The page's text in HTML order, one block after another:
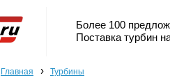
Более 100
Поставка турбин
Главная › Турбины